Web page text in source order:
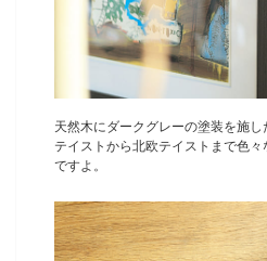
天然木にダークグレーの塗装を施
テイストから北欧テイストまで色
ですよ。